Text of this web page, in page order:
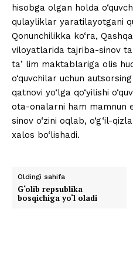
hisobga olgan holda
qulayliklar yaratilayotgani
Qonunchilikka ko‘ra,
viloyatlarida tajriba-sinov
taʼlim maktablariga olis
o‘quvchilar uchun
qatnovi yo‘lga qo‘yilishi
ota-onalarni ham mamnun
sinov o‘zini oqlab, o‘g‘il-
xalos bo‘lishadi.
Oldingi sahifa
G‘olib repsublika
bosqichiga yo‘l oladi